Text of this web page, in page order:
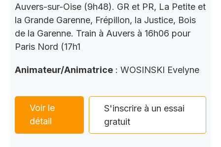
Auvers-sur-Oise (9h48). GR et PR, La Petite et
la Grande Garenne, Frépillon, la Justice, Bois
de la Garenne. Train à Auvers à 16h06 pour
Paris Nord (17h1
Animateur/Animatrice : WOSINSKI Evelyne
Voir le
détail
S'inscrire à un essai
gratuit